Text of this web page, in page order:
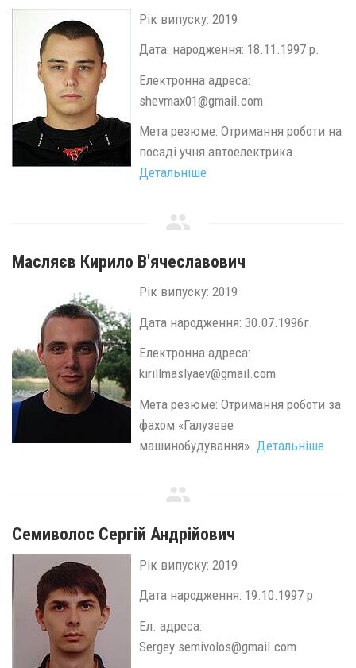
Рік випуску: 2019
Дата: народження: 18.11.1997 р.
Електронна адреса:
shevmax01@gmail.com
Мета резюме: Отримання роботи на
посаді учня автоелектрика.
Детальніше
Масляєв Кирило В'ячеславович
Рік випуску: 2019
Дата народження: 30.07.1996г.
Електронна адреса:
kirillmaslyaev@gmail.com
Мета резюме: Отримання роботи за
фахом «Галузеве
машинобудування». Детальніше
Семиволос Сергій Андрійович
Рік випуску: 2019
Дата народження: 19.10.1997 р
Ел. адреса:
Sergey.semivolos@gmail.com